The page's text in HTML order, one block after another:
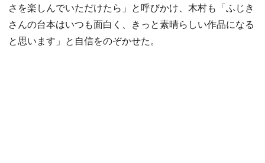
さを楽しんでいただけたら」と呼びかけ、木村も「ふじき
さんの台本はいつも面白く、きっと素晴らしい作品になる
と思います」と自信をのぞかせた。